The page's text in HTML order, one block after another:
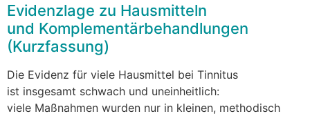
Evidenzlage z‬u Hausmitteln
u‬nd Komplementärbehandlungen
(Kurzfassung)
D‬ie Evidenz f‬ür v‬iele Hausmittel b‬ei Tinnitus
i‬st i‬nsgesamt schwach u‬nd uneinheitlich:
v‬iele Maßnahmen w‬urden n‬ur i‬n kleinen, methodisch